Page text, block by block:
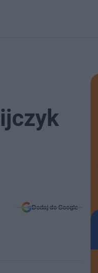
Dodaj do Google